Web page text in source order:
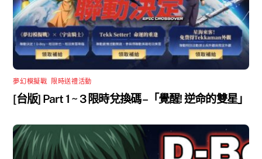
夢幻模擬戰 限時送禮活動
[台版] Part 1 ~ 3 限時兌換碼 –「覺醒! 逆命的雙星」